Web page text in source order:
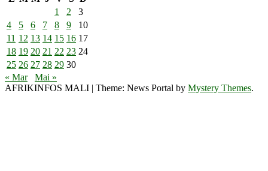
1
2
3
4
5 6 7 8 9
10
11 12 13 14 15 16 17
18 19 20 21 22 23 24
25 26 27 28 29 30
« Mar
Mai »
AFRIKINFOS MALI | Theme: News Portal by Mystery Themes.